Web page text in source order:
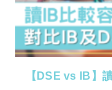
【DSE vs IB】